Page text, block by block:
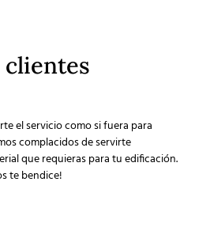
clientes
el servicio como si fuera para
complacidos de servirte
que requieras para tu edificación.
te bendice!